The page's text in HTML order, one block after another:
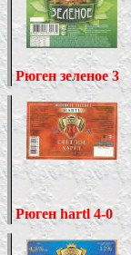
Рюген зеленое 3
Рюген hartl 4-0